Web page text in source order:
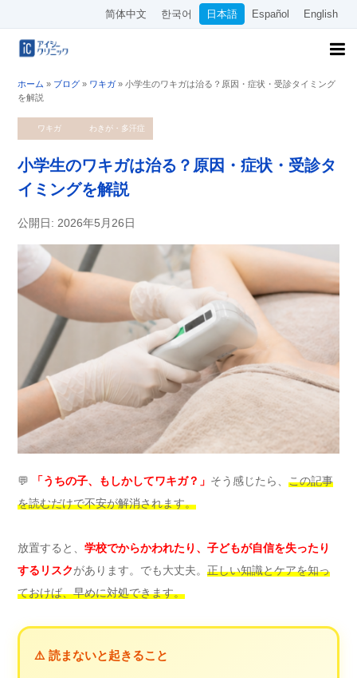
简体中文 한국어 日本語 Español English
ホーム » ブログ » ワキガ » 小学生のワキガは治る？原因・症状・受診タイミング
を解説
ワキガ わきが・多汗症
小学生のワキガは治る？原因・症状・受診タ
イミングを解説
公開日: 2026年5月26日
💬 「うちの子、もしかしてワキガ？」 そう感じたら、 この記事
を読むだけで不安が解消されます。
放置すると、 学校でからかわれたり、子どもが自信を失ったり
するリスクがあります。でも大丈夫。 正しい知識とケアを知っ
ておけば、早めに対処できます。
⚠️ 読まないと起きること